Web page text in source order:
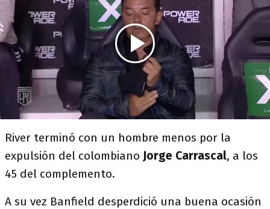
River terminó con un hombre menos por la
expulsión del colombiano Jorge Carrascal, a los
45 del complemento.
A su vez Banfield desperdició una buena ocasión